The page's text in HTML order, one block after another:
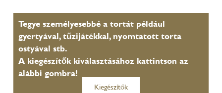
Tegye személyesebbé a tortát például
gyertyával, tűzijátékkal, nyomtatott torta
ostyával stb.
A kiegészítők kiválasztásához kattintson az
alábbi gombra!
Kiegészítők